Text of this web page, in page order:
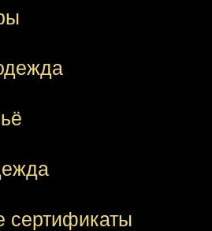
сертификаты